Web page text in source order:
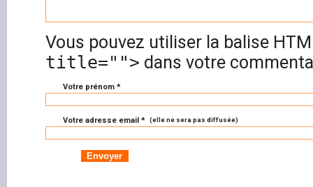
Vous pouvez utiliser la balise
title=""> dans votre
Votre prénom *
Votre adresse email * (elle ne sera pas diffusée)